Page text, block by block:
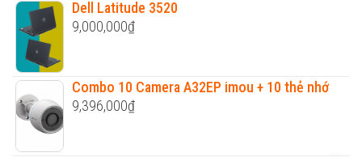
Dell Latitude 3520
9,000,000₫
Combo 10 Camera A32EP imou + 10 thẻ nhớ
9,396,000₫